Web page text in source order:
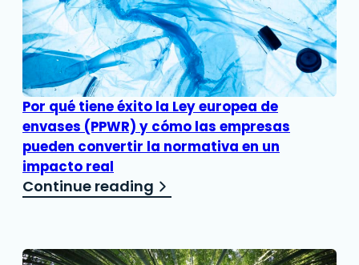
Por qué tiene éxito la Ley europea de
envases (PPWR) y cómo las empresas
pueden convertir la normativa en un
impacto real
Continue reading